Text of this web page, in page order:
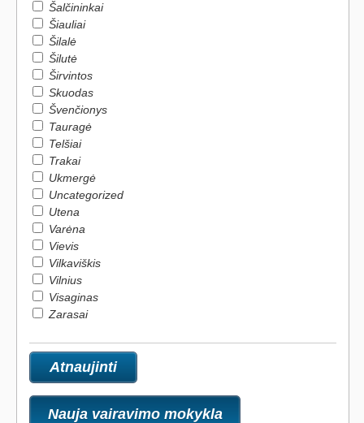
Šalčininkai
Šiauliai
Šilalė
Šilutė
Širvintos
Skuodas
Švenčionys
Tauragė
Telšiai
Trakai
Ukmergė
Uncategorized
Utena
Varėna
Vievis
Vilkaviškis
Vilnius
Visaginas
Zarasai
Nauja vairavimo mokykla